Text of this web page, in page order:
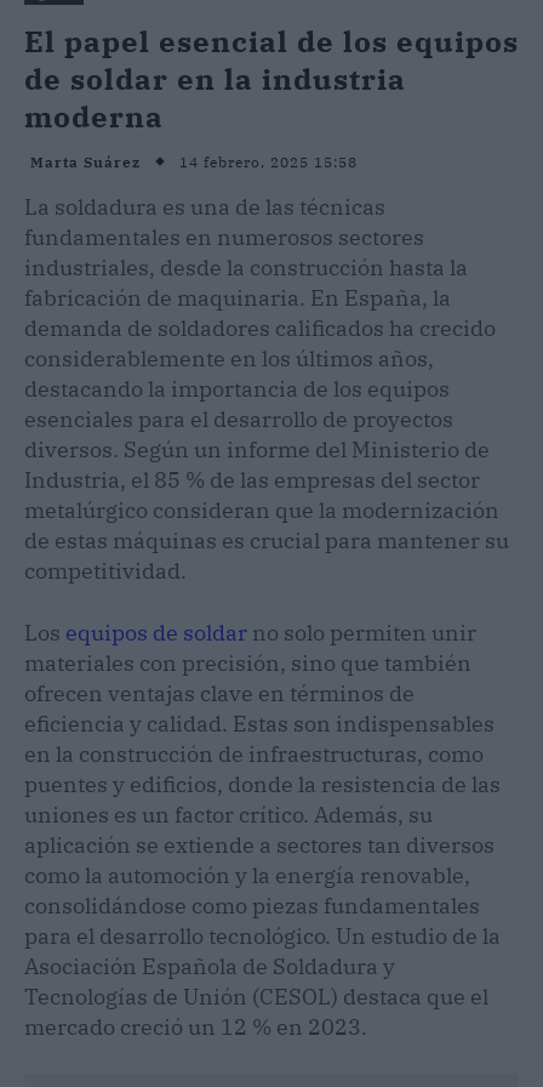
El papel esencial de los equipos
de soldar en la industria
moderna
Marta Suárez 14 febrero, 2025 15:58
La soldadura es una de las técnicas
fundamentales en numerosos sectores
industriales, desde la construcción hasta la
fabricación de maquinaria. En España, la
demanda de soldadores calificados ha crecido
considerablemente en los últimos años,
destacando la importancia de los equipos
esenciales para el desarrollo de proyectos
diversos. Según un informe del Ministerio de
Industria, el 85 % de las empresas del sector
metalúrgico consideran que la modernización
de estas máquinas es crucial para mantener su
competitividad.
Los equipos de soldar no solo permiten unir
materiales con precisión, sino que también
ofrecen ventajas clave en términos de
eficiencia y calidad. Estas son indispensables
en la construcción de infraestructuras, como
puentes y edificios, donde la resistencia de las
uniones es un factor crítico. Además, su
aplicación se extiende a sectores tan diversos
como la automoción y la energía renovable,
consolidándose como piezas fundamentales
para el desarrollo tecnológico. Un estudio de la
Asociación Española de Soldadura y
Tecnologías de Unión (CESOL) destaca que el
mercado creció un 12 % en 2023.